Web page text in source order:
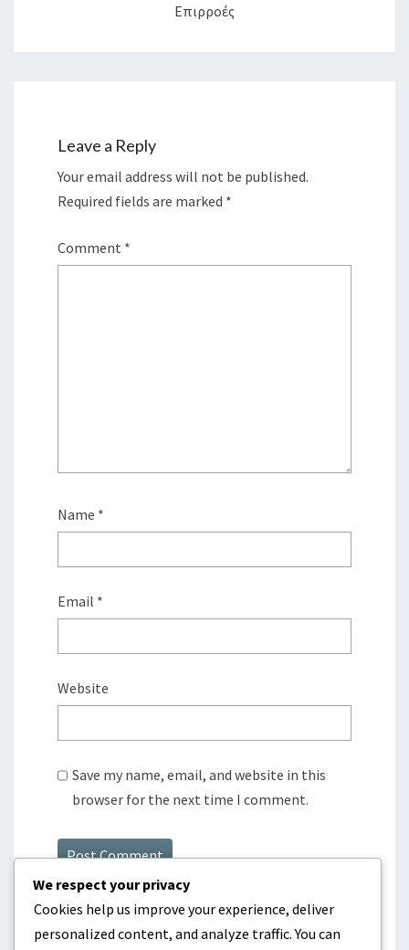
Επιρροές
Leave a Reply
Your email address will not be published.
Required fields are marked *
Comment *
Name *
Email *
Website
Save my name, email, and website in this
browser for the next time I comment.
We respect your privacy
Cookies help us improve your experience, deliver
personalized content, and analyze traffic. You can